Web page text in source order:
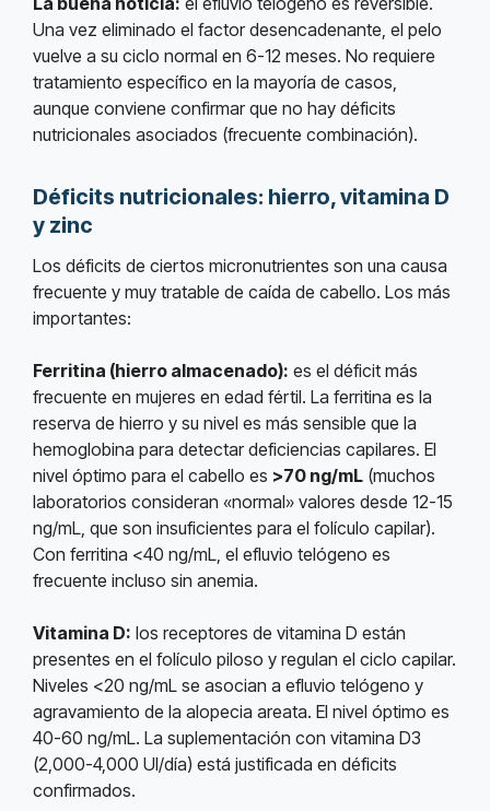
Una vez eliminado el factor desencadenante, el pelo
vuelve a su ciclo normal en 6-12 meses. No requiere
tratamiento específico en la mayoría de casos,
aunque conviene confirmar que no hay déficits
nutricionales asociados (frecuente combinación).
Déficits nutricionales: hierro, vitamina D
y zinc
Los déficits de ciertos micronutrientes son una causa
frecuente y muy tratable de caída de cabello. Los más
importantes:
Ferritina (hierro almacenado): es el déficit más
frecuente en mujeres en edad fértil. La ferritina es la
reserva de hierro y su nivel es más sensible que la
hemoglobina para detectar deficiencias capilares. El
nivel óptimo para el cabello es >70 ng/mL (muchos
laboratorios consideran «normal» valores desde 12-15
ng/mL, que son insuficientes para el folículo capilar).
Con ferritina <40 ng/mL, el efluvio telógeno es
frecuente incluso sin anemia.
Vitamina D: los receptores de vitamina D están
presentes en el folículo piloso y regulan el ciclo capilar.
Niveles <20 ng/mL se asocian a efluvio telógeno y
agravamiento de la alopecia areata. El nivel óptimo es
40-60 ng/mL. La suplementación con vitamina D3
(2,000-4,000 UI/día) está justificada en déficits
confirmados.